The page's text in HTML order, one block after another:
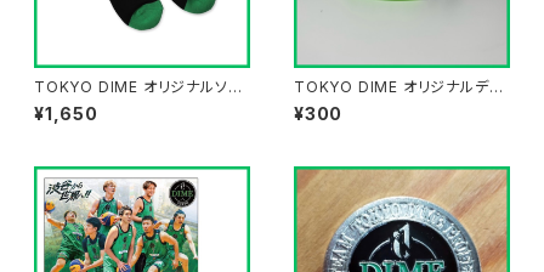
TOKYO DIME オリジナルソッ
クス BLACK
¥1,650
TOKYO DIME オリジナルデザ
イン☆応援バンド☆version3
¥300